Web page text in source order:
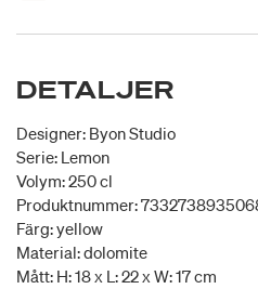
DETALJER
Designer: Byon Studio
Serie: Lemon
Volym: 250 cl
Produktnummer:
Färg: yellow
Material: dolomite
Mått: H: 18 x L: 22 x W: 17 cm